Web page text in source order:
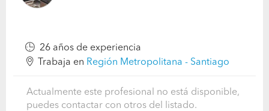
26 años de experiencia
Trabaja en Región Metropolitana - Santiago
Actualmente este profesional no está disponible,
puedes contactar con otros del listado.